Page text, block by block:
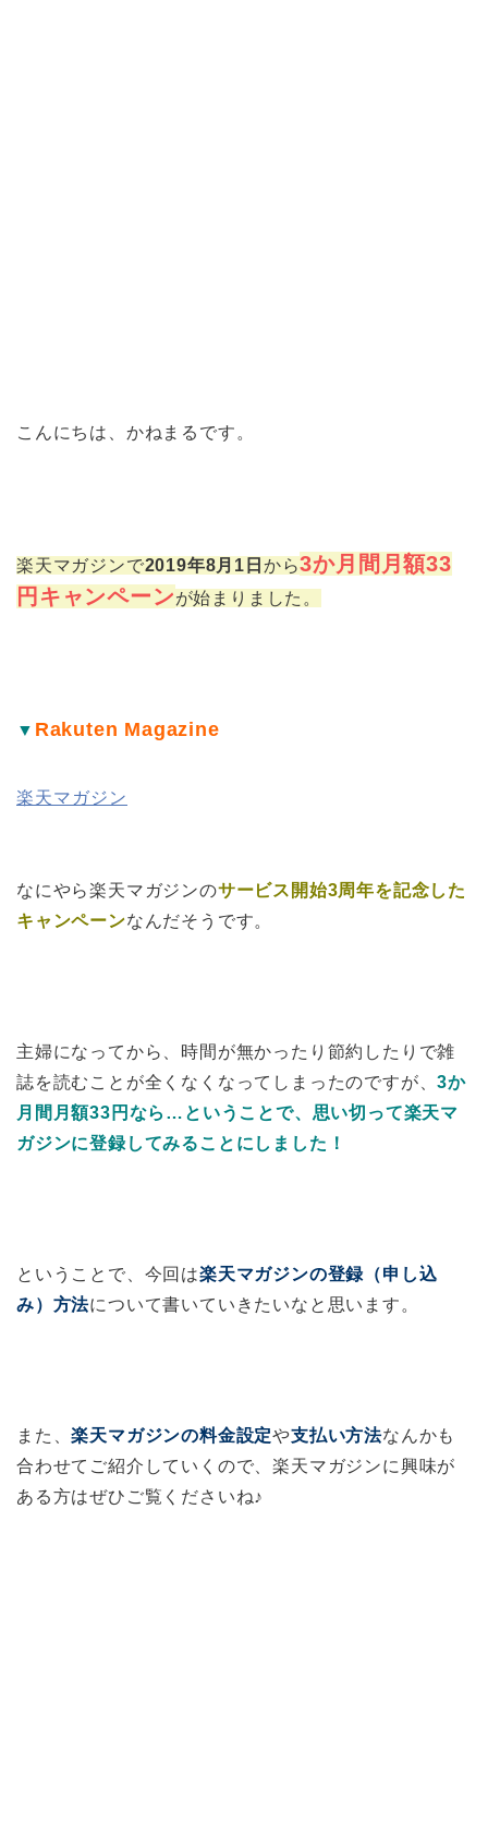
こんにちは、かねまるです。
楽天マガジンで2019年8月1日 から3か月間月額33
円キャンペーンが始まりました。
▼ Rakuten Magazine
楽天マガジン
なにやら楽天マガジンのサービス開始3周年を記念した
キャンペーンなんだそうです。
主婦になってから、時間が無かったり節約したりで雑
誌を読むことが全くなくなってしまったのですが、3か
月間月額33円なら…ということで、思い切って楽天マ
ガジンに登録してみることにしました！
ということで、今回は楽天マガジンの登録（申し込
み）方法について書いていきたいなと思います。
また、楽天マガジンの料金設定や支払い方法なんかも
合わせてご紹介していくので、楽天マガジンに興味が
ある方はぜひご覧くださいね♪